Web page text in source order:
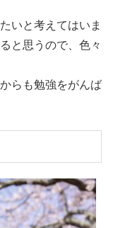
いと考えてはいま
と思うので、色々
らも勉強をがんば